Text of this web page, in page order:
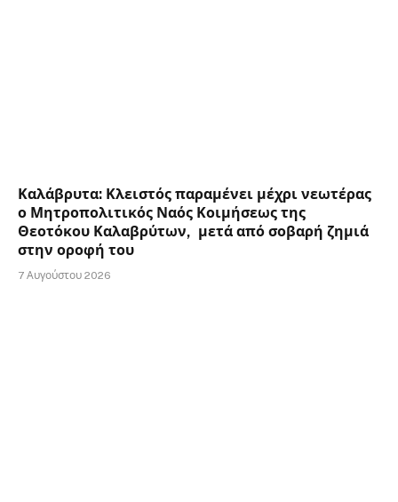
Καλάβρυτα: Κλειστός παραμένει μέχρι νεωτέρας
ο Μητροπολιτικός Ναός Κοιμήσεως της
Θεοτόκου Καλαβρύτων, μετά από σοβαρή ζημιά
στην οροφή του
7 Αυγούστου 2026